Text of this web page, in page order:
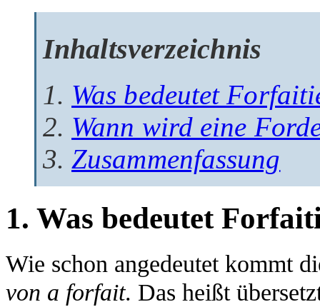
Inhaltsverzeichnis
Was bedeutet
Wann wird eine
Zusammenfassung
1. Was bedeutet
Wie schon angedeutet kommt
von a forfait. Das heißt